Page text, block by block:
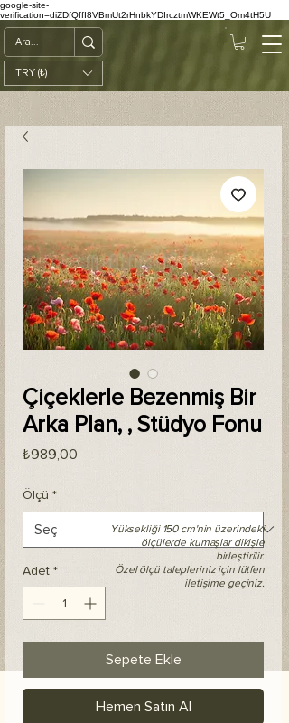
google-site-
verification=diZDfQffI8VBmUt2rHnbkYDIrcztmWKEWt5_Om4tH5U
TRY (₺)
Çiçeklerle Bezenmiş Bir
Arka Plan, , Stüdyo Fonu
₺989,00
Ölçü *
Adet *
Sepete Ekle
Hemen Satın Al
Yüksekliği 150 cm'nin üzerindeki
ölçülerde kumaşlar dikişle
birleştirilir.
Özel ölçü talepleriniz için lütfen
iletişime geçiniz.